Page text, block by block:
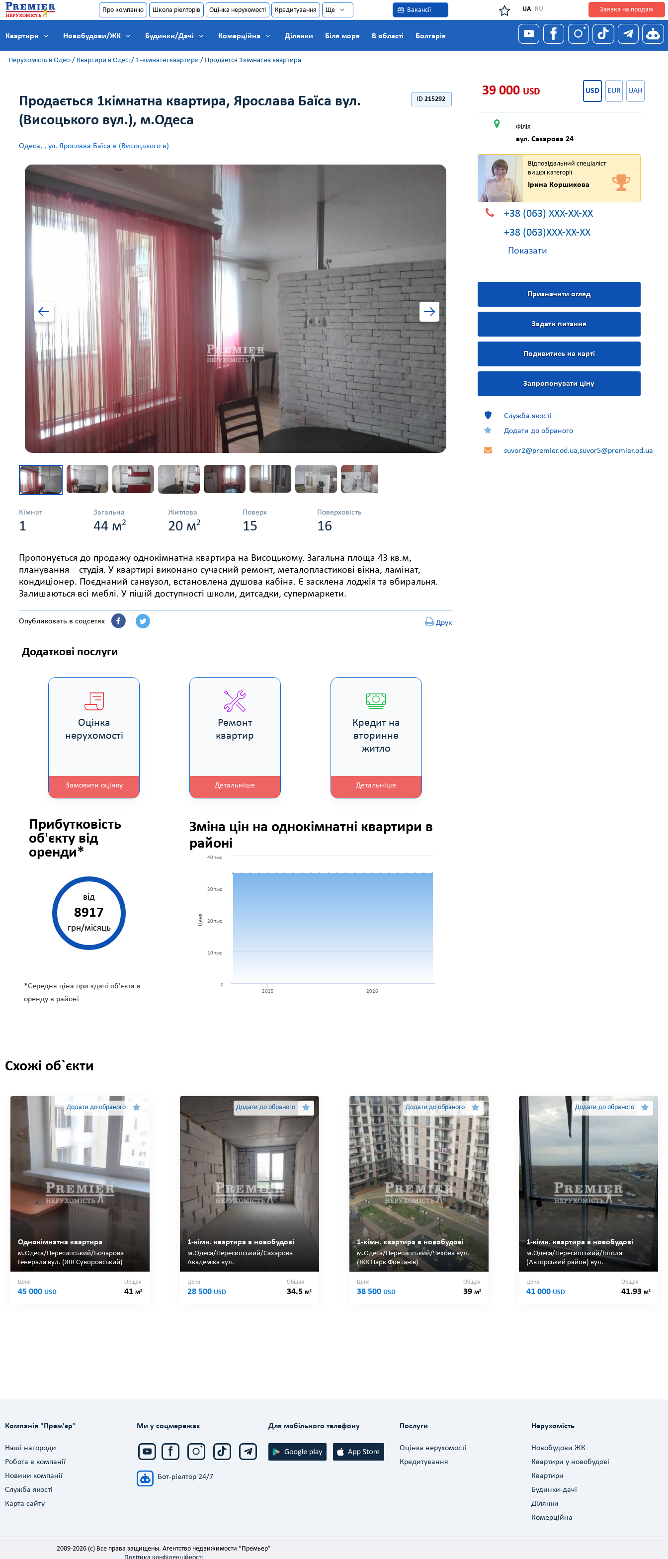
Про компанію Школа ріелторів Оцінка нерухомості Кредитування Ще Вакансії UA RU Заявка на продаж
Квартири Новобудови/ЖК Будинки/Дачі Комерційна Ділянки Біля моря В області Болгарія
Нерухомість в Одесі / Квартири в Одесі / 1-кімнатні квартири / Продается 1кімнатна квартира
Продається 1кімнатна квартира, Ярослава Баїса вул.
(Висоцького вул.), м.Одеса
Одеса, , ул. Ярослава Баїса в (Висоцького в)
ID 215292
Кімнат
1
Загальна
44 м2
Житлова
20 м2
Поверх
15
Поверховість
16
Пропонується до продажу однокімнатна квартира на Висоцькому. Загальна площа 43 кв.м,
планування – студія. У квартирі виконано сучасний ремонт, металопластикові вікна, ламінат,
кондиціонер. Поєднаний санвузол, встановлена ​​душова кабіна. Є засклена лоджія та вбиральня.
Залишаються всі меблі. У пішій доступності школи, дитсадки, супермаркети.
Опубликовать в соцсетях Друк
Додаткові послуги
Оцінка
нерухомості
Замовити оцінку
Ремонт
квартир
Детальніше
Кредит на
вторинне
житло
Детальніше
Прибутковість
об'єкту від
оренди*
від
8917
грн/місяць
*Середня ціна при здачі об'єкта в
оренду в районі
Зміна цін на однокімнатні квартири в
районі
Цена
2025 2026
0
10 тыс.
20 тыс.
30 тыс.
40 тыс.
39 000 USD USD EUR UAH
Філія
вул. Сахарова 24
Відповідальний спеціаліст
вищої категорії
Ірина Коршикова
+38 (063) XXX-XX-XX
+38 (063)XXX-XX-XX
Показати
Призначити огляд
Задати питання
Подивитись на карті
Запропонувати ціну
Служба якості
Додати до обраного
suvor2@premier.od.ua,suvor5@premier.od.ua
Схожі об`єкти
Додати до обраного
Однокімнатна квартира
м.Одеса/Пересипський/Бочарова
Генерала вул. (ЖК Суворовський)
Цена
45 000 USD
Общая
41 м2
Додати до обраного
1-кімн. квартира в новобудові
м.Одеса/Пересипський/Сахарова
Академіка вул.
Цена
28 500 USD
Общая
34.5 м2
Додати до обраного
1-кімн. квартира в новобудові
м.Одеса/Пересипський/Чехова вул.
(ЖК Парк Фонтанів)
Цена
38 500 USD
Общая
39 м2
Додати до обраного
1-кімн. квартира в новобудові
м.Одеса/Пересипський/Гоголя
(Авторський район) вул.
Цена
41 000 USD
Общая
41.93 м2
Компанія "Прем'єр"
Наші нагороди
Робота в компанії
Новини компанії
Служба якості
Карта сайту
Ми у соцмережах
Бот-ріелтор 24/7
Для мобільного телефону Послуги
Оцінка нерухомості
Кредитування
Нерухомість
Новобудови ЖК
Квартири у новобудові
Квартири
Будинки-дачі
Ділянки
Комерційна
2009-2026 (c) Все права защищены. Агентство недвижимости “Премьер”